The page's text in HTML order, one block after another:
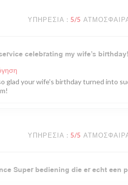
ΥΠΗΡΕΣΊΑ : 5/5
celebrating my wife’s birthday!
glad your wife's birthday turned into
ΥΠΗΡΕΣΊΑ : 5/5
Super bediening die er echt een